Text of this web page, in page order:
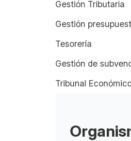
Gestión Tributaria
Gestión
Tesorería
Gestión de
Tribunal